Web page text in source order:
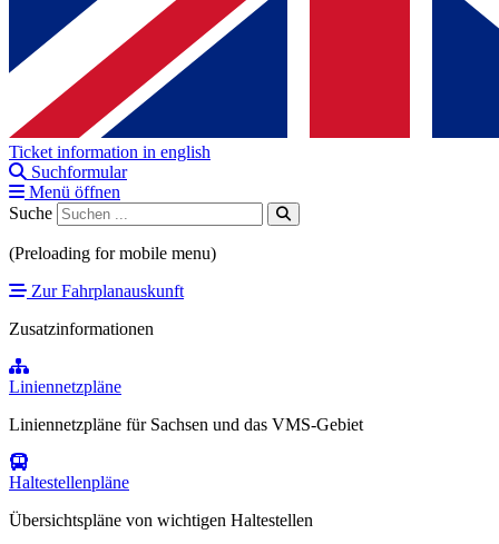
Ticket information in english
Suchformular
Menü öffnen
Suche
(Preloading for mobile menu)
Zur Fahrplanauskunft
Zusatzinformationen
Liniennetzpläne
Liniennetzpläne für Sachsen und das VMS-Gebiet
Haltestellenpläne
Übersichtspläne von wichtigen Haltestellen